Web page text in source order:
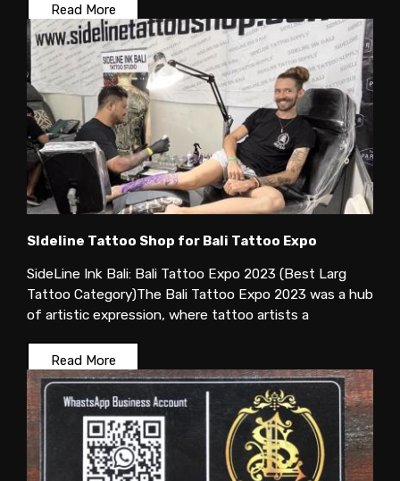
Read More
SIdeline Tattoo Shop for Bali Tattoo Expo
SideLine Ink Bali: Bali Tattoo Expo 2023 (Best Larg
Tattoo Category)The Bali Tattoo Expo 2023 was a hub
of artistic expression, where tattoo artists a
Read More